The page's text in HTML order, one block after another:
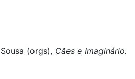
(orgs), Cães e Imaginário.